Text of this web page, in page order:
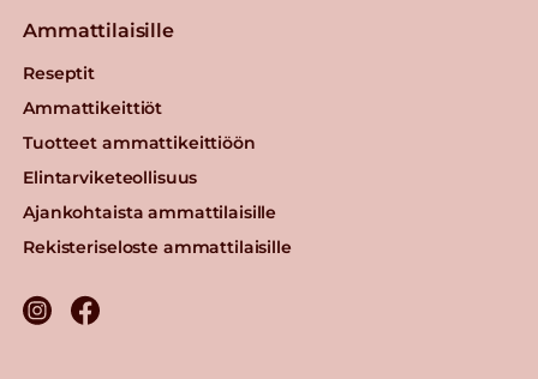
Ammattilaisille
Reseptit
Ammattikeittiöt
Tuotteet ammattikeittiöön
Elintarviketeollisuus
Ajankohtaista ammattilaisille
Rekisteriseloste ammattilaisille